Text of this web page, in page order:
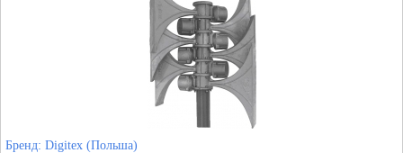
Бренд: Digitex (Польша)